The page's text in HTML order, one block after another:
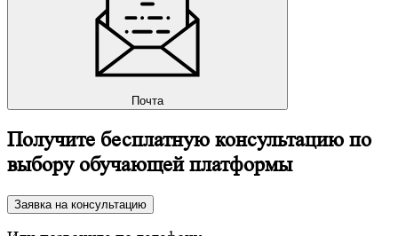
Почта
Получите бесплатную консультацию по
выбору обучающей платформы
Заявка на консультацию